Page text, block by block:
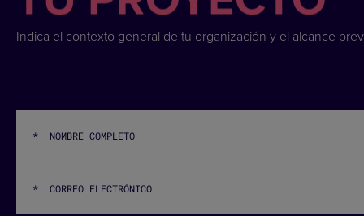
Indica el contexto general de tu organización y el alcance